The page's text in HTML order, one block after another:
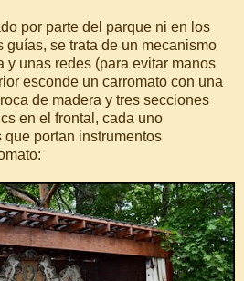
por parte del parque ni en los
guías, se trata de un mecanismo
y unas redes (para evitar manos
esconde un carromato con una
de madera y tres secciones
en el frontal, cada uno
portan instrumentos